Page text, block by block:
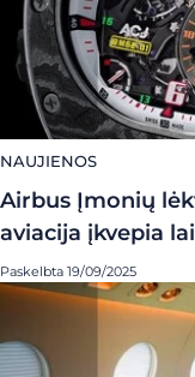
NAUJIENOS
Airbus Įmonių
aviacija įkvepia
Paskelbta 19/09/2025